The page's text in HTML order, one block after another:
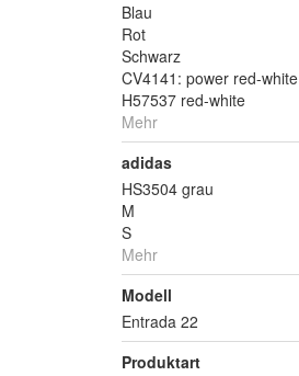
Blau
Rot
Schwarz
CV4141: power red-white
H57537 red-white
Mehr
adidas
HS3504 grau
M
S
Mehr
Modell
Entrada 22
Produktart